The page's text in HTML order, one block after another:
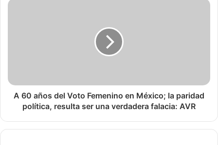
A 60 años del Voto Femenino en México; la paridad
política, resulta ser una verdadera falacia: AVR